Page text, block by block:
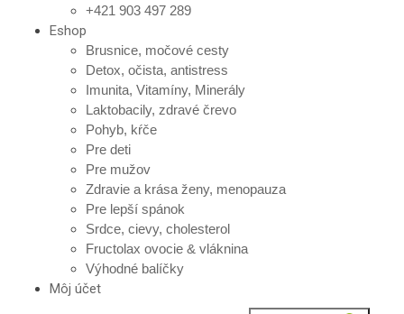
+421 903 497 289
Eshop
Brusnice, močové cesty
Detox, očista, antistress
Imunita, Vitamíny, Minerály
Laktobacily, zdravé črevo
Pohyb, kŕče
Pre deti
Pre mužov
Zdravie a krása ženy, menopauza
Pre lepší spánok
Srdce, cievy, cholesterol
Fructolax ovocie & vláknina
Výhodné balíčky
Môj účet